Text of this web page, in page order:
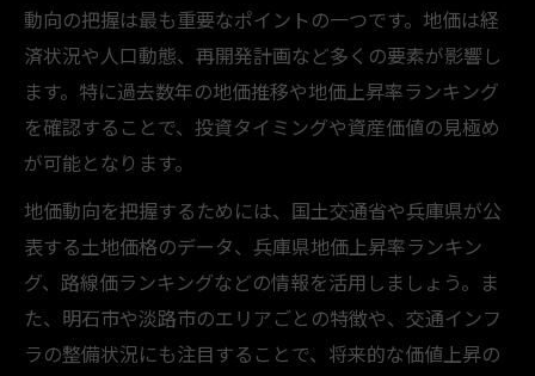
動向の把握は最も重要なポイントの一つです。地価は経
済状況や人口動態、再開発計画など多くの要素が影響し
ます。特に過去数年の地価推移や地価上昇率ランキング
を確認することで、投資タイミングや資産価値の見極め
が可能となります。
地価動向を把握するためには、国土交通省や兵庫県が公
表する土地価格のデータ、兵庫県地価上昇率ランキン
グ、路線価ランキングなどの情報を活用しましょう。ま
た、明石市や淡路市のエリアごとの特徴や、交通インフ
ラの整備状況にも注目することで、将来的な価値上昇の